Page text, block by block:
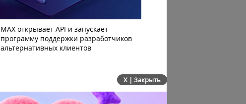
MAX открывает API и запускает
программу поддержки разработчиков
альтернативных клиентов
X | Закрыть